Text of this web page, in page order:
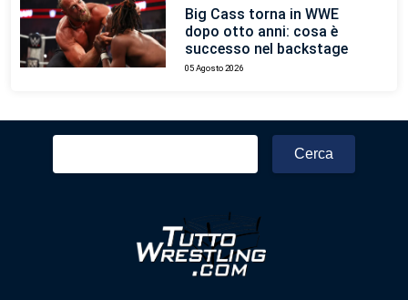
Big Cass torna in WWE
dopo otto anni: cosa è
successo nel backstage
05 Agosto 2026
Ricerca